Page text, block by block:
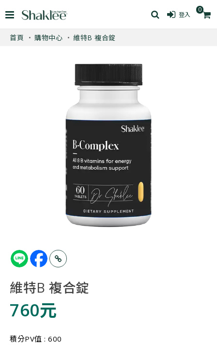
0
登入
首頁 購物中心 維特B 複合錠
維特B 複合錠
760元
積分PV值 : 600